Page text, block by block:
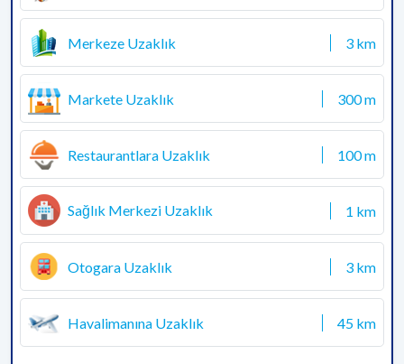
Merkeze Uzaklık 3 km
Markete Uzaklık 300 m
Restaurantlara Uzaklık 100 m
Sağlık Merkezi Uzaklık 1 km
Otogara Uzaklık 3 km
Havalimanına Uzaklık 45 km